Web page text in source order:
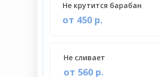
от 450 р.
Не крутится барабан
от 560 р.
Не сливает